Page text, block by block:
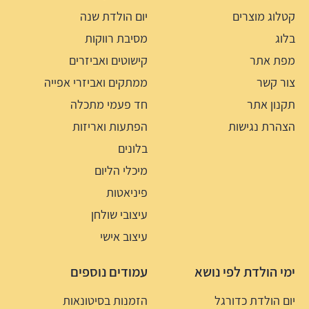
קטלוג מוצרים
בלוג
מפת אתר
צור קשר
תקנון אתר
הצהרת נגישות
יום הולדת שנה
מסיבת רווקות
קישוטים ואביזרים
ממתקים ואביזרי אפייה
חד פעמי מתכלה
הפתעות ואריזות
בלונים
מיכלי הליום
פיניאטות
עיצובי שולחן
עיצוב אישי
ימי הולדת לפי נושא
יום הולדת כדורגל
עמודים נוספים
הזמנות בסיטונאות